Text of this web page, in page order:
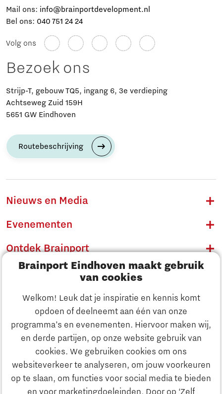
Brainport Eindhoven maakt gebruik
van cookies
Welkom! Leuk dat je inspiratie en kennis komt
opdoen of deelneemt aan één van onze
programma’s en evenementen. Hiervoor maken wij,
en derde partijen, op onze website gebruik van
cookies. We gebruiken cookies om ons
websiteverkeer te analyseren, om jouw voorkeuren
op te slaan, om functies voor social media te bieden
en voor marketingdoeleinden. Door op ‘Zelf
Ontdek Brainport
Innovatie
Mail ons: info@brainportdevelopment.nl
Bel ons: 040 751 24 24
Volg ons
Bezoek ons
Strijp-T, gebouw TQ5, ingang 6, 3e verdieping
Achtseweg Zuid 159H
5651 GW Eindhoven
Routebeschrijving
Nieuws en Media
Evenementen
Ontdek Brainport
Innovatie
Ondernemen
Onderwijs
Maatschappelijk
Strategie & Organisatie
Zoeken